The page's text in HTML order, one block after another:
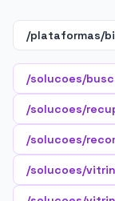
/plataformas/
/solucoes/
/solucoes/
/solucoes/
/solucoes/